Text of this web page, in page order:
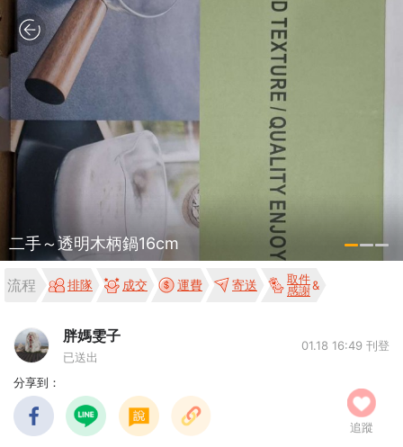
二手～透明木柄鍋16cm
流程 排隊 成交 運費 寄送
取件
感謝
胖媽雯子
已送出
01.18 16:49 刊登
分享到：
追蹤